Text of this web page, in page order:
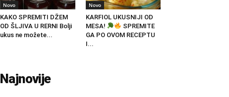
Novo
KAKO SPREMITI DŽEM
OD ŠLJIVA U RERNI Bolji
ukus ne možete...
Novo
KARFIOL UKUSNIJI OD
MESA!
SPREMITE
GA PO OVOM RECEPTU
I...
Najnovije